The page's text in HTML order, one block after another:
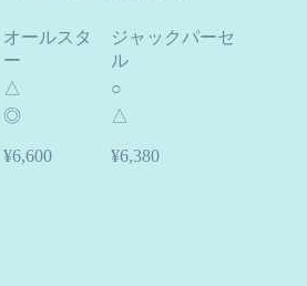
オールスタ
ー
ジャックパーセ
ル
△
○
◎
△
¥6,600 ¥6,380